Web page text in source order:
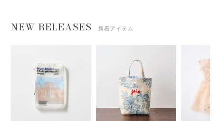
NEW RELEASES 新着アイテム